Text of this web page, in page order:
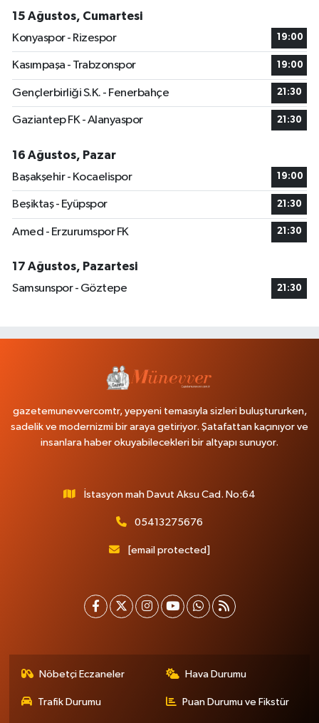
15 Ağustos, Cumartesi
Konyaspor - Rizespor
19:00
Kasımpaşa - Trabzonspor 19:00
Gençlerbirliği S.K. - Fenerbahçe 21:30
Gaziantep FK - Alanyaspor 21:30
16 Ağustos, Pazar
Başakşehir - Kocaelispor
19:00
Beşiktaş - Eyüpspor 21:30
Amed - Erzurumspor FK 21:30
17 Ağustos, Pazartesi
Samsunspor - Göztepe
21:30
gazetemunevvercomtr, yepyeni temasıyla sizleri buluştururken,
sadelik ve modernizmi bir araya getiriyor. Şatafattan kaçınıyor ve
insanlara haber okuyabilecekleri bir altyapı sunuyor.
İstasyon mah Davut Aksu Cad. No:64
05413275676
[email protected]
Nöbetçi Eczaneler Hava Durumu
Trafik Durumu Puan Durumu ve Fikstür